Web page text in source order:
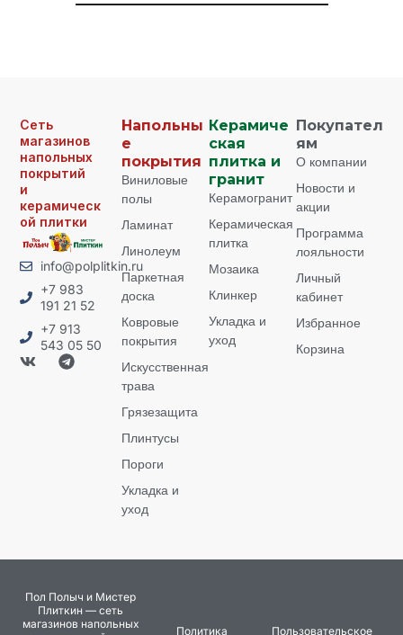
Сеть
магазинов
напольных
покрытий
и
керамическ
ой плитки
info@polplitkin.ru
+7 983
191 21 52
+7 913
543 05 50
Напольны
е
покрытия
Виниловые
полы
Ламинат
Линолеум
Паркетная
доска
Ковровые
покрытия
Искусственная
трава
Грязезащита
Плинтусы
Пороги
Укладка и
уход
Керамиче
ская
плитка и
гранит
Керамогранит
Керамическая
плитка
Мозаика
Клинкер
Укладка и
уход
Покупател
ям
О компании
Новости и
акции
Программа
лояльности
Личный
кабинет
Избранное
Корзина
Пол Полыч и Мистер
Плиткин — сеть
магазинов напольных
Политика Пользовательское